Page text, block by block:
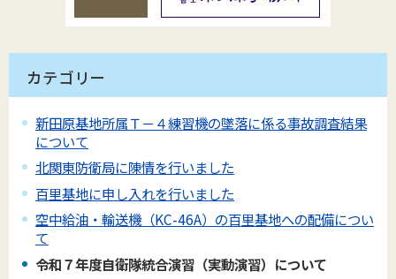
カテゴリー
新田原基地所属Ｔ－４練習機の墜落に係る事故調査結果
について
北関東防衛局に陳情を行いました
百里基地に申し入れを行いました
空中給油・輸送機（KC-46A）の百里基地への配備につい
て
令和７年度自衛隊統合演習（実動演習）について